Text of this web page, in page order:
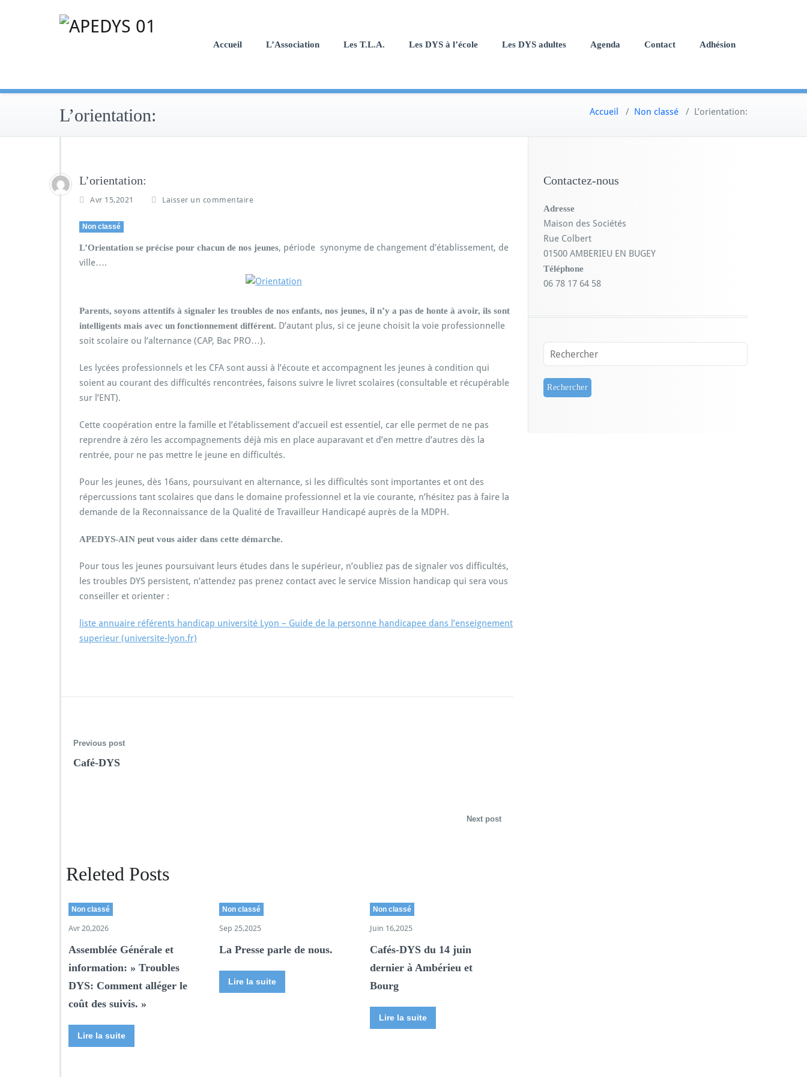
Accueil L’Association Les T.L.A. Les DYS à l’école Les DYS adultes Agenda Contact Adhésion
L’orientation: Accueil / Non classé / L’orientation:
L’orientation:
Avr 15,2021 Laisser un commentaire
Non classé
L’Orientation se précise pour chacun de nos jeunes, période synonyme de changement d’établissement, de
ville….
Parents, soyons attentifs à signaler les troubles de nos enfants, nos jeunes, il n’y a pas de honte à avoir, ils sont
intelligents mais avec un fonctionnement différent. D’autant plus, si ce jeune choisit la voie professionnelle
soit scolaire ou l’alternance (CAP, Bac PRO…).
Les lycées professionnels et les CFA sont aussi à l’écoute et accompagnent les jeunes à condition qui
soient au courant des difficultés rencontrées, faisons suivre le livret scolaires (consultable et récupérable
sur l’ENT).
Cette coopération entre la famille et l’établissement d’accueil est essentiel, car elle permet de ne pas
reprendre à zéro les accompagnements déjà mis en place auparavant et d’en mettre d’autres dès la
rentrée, pour ne pas mettre le jeune en difficultés.
Pour les jeunes, dès 16ans, poursuivant en alternance, si les difficultés sont importantes et ont des
répercussions tant scolaires que dans le domaine professionnel et la vie courante, n’hésitez pas à faire la
demande de la Reconnaissance de la Qualité de Travailleur Handicapé auprès de la MDPH.
APEDYS-AIN peut vous aider dans cette démarche.
Pour tous les jeunes poursuivant leurs études dans le supérieur, n’oubliez pas de signaler vos difficultés,
les troubles DYS persistent, n’attendez pas prenez contact avec le service Mission handicap qui sera vous
conseiller et orienter :
liste annuaire référents handicap université Lyon – Guide de la personne handicapee dans l’enseignement
superieur (universite-lyon.fr)
Previous post
Café-DYS
Next post
Releted Posts
Non classé
Avr 20,2026
Assemblée Générale et
information: » Troubles
DYS: Comment alléger le
coût des suivis. »
Lire la suite
Non classé
Sep 25,2025
La Presse parle de nous.
Lire la suite
Non classé
Juin 16,2025
Cafés-DYS du 14 juin
dernier à Ambérieu et
Bourg
Lire la suite
Contactez-nous
Adresse
Maison des Sociétés
Rue Colbert
01500 AMBERIEU EN BUGEY
Téléphone
06 78 17 64 58